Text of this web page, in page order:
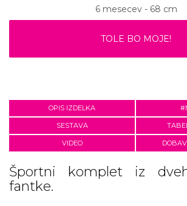
6 mesecev - 68 cm
TOLE BO MOJE!
OPIS IZDELKA
SESTAVA
VIDEO
Športni komplet iz
fantke.